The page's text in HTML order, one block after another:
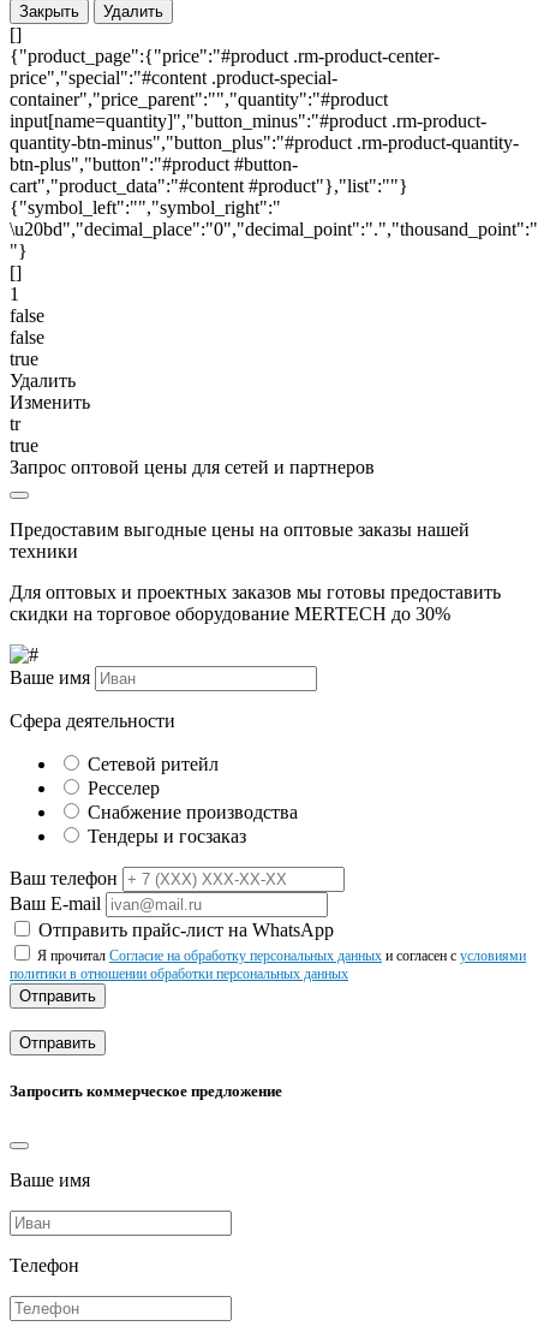
Закрыть Удалить
[]
{"product_page":{"price":"#product .rm-product-center-
price","special":"#content .product-special-
container","price_parent":"","quantity":"#product
input[name=quantity]","button_minus":"#product .rm-product-
quantity-btn-minus","button_plus":"#product .rm-product-quantity-
btn-plus","button":"#product #button-
cart","product_data":"#content #product"},"list":""}
{"symbol_left":"","symbol_right":"
\u20bd","decimal_place":"0","decimal_point":".","thousand_point":"
"}
[]
1
false
false
true
Удалить
Изменить
tr
true
Запрос оптовой цены для сетей и партнеров
Предоставим выгодные цены на оптовые заказы нашей
техники
Для оптовых и проектных заказов мы готовы предоставить
скидки на торговое оборудование MERTECH до 30%
Ваше имя
Сфера деятельности
Сетевой ритейл
Ресселер
Снабжение производства
Тендеры и госзаказ
Ваш телефон
Ваш E-mail
Отправить прайс-лист на WhatsApp
Я прочитал Согласие на обработку персональных данных и согласен с условиями
политики в отношении обработки персональных данных
Отправить
Отправить
Запросить коммерческое предложение
Ваше имя
Телефон